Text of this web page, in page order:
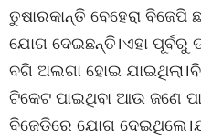
ତୁଷାରକାନ୍ତି ବେହେରା ବିଜେପି
ଯୋଗ ଦେଇଛନ୍ତି।ଏହା
ବଗି ଅଲଗା ହୋଇ
ଟିକେଟ ପାଇଥିବା ଆଉ ଜଣେ
ବିଜେଡିରେ ଯୋଗ